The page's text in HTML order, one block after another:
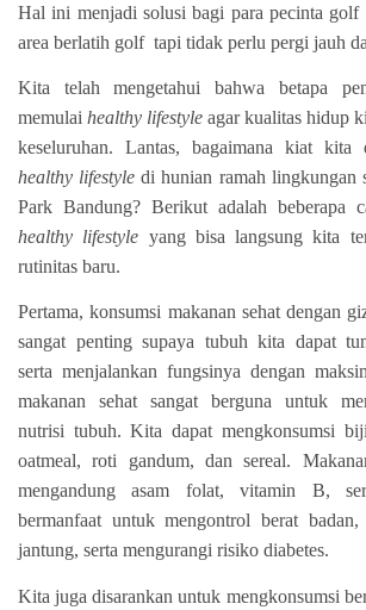
Hal ini menjadi solusi bagi para pecinta golf
area berlatih golf tapi tidak perlu pergi jauh
Kita telah mengetahui bahwa betapa
memulai healthy lifestyle agar kualitas hidup
keseluruhan. Lantas, bagaimana kiat kita
healthy lifestyle di hunian ramah lingkungan
Park Bandung? Berikut adalah beberapa
healthy lifestyle yang bisa langsung kita
rutinitas baru.
Pertama, konsumsi makanan sehat dengan
sangat penting supaya tubuh kita dapat
serta menjalankan fungsinya dengan
makanan sehat sangat berguna untuk
nutrisi tubuh. Kita dapat mengkonsumsi
oatmeal, roti gandum, dan sereal.
mengandung asam folat, vitamin B,
bermanfaat untuk mengontrol berat badan,
jantung, serta mengurangi risiko diabetes.
Kita juga disarankan untuk mengkonsumsi